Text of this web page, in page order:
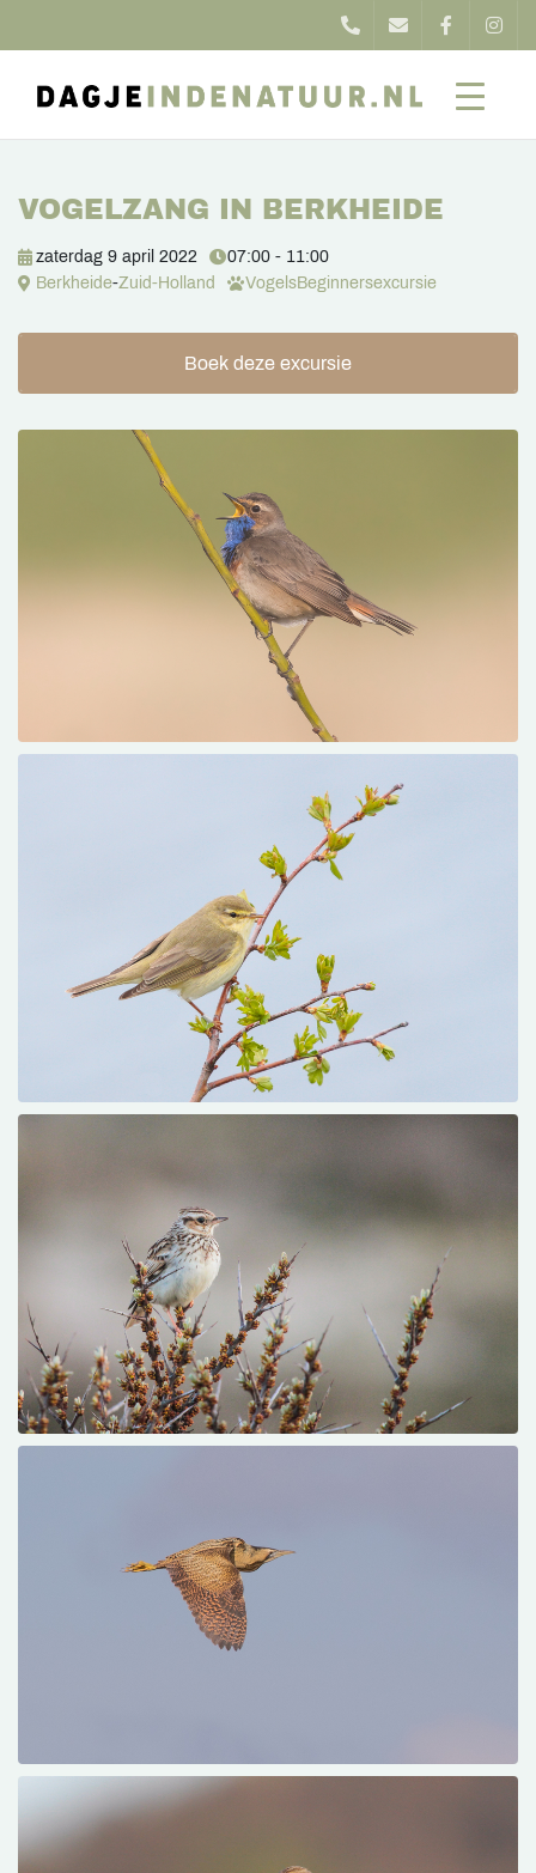
VOGELZANG IN BERKHEIDE
zaterdag 9 april 2022
07:00 - 11:00
Berkheide-Zuid-Holland VogelsBeginnersexcursie
Boek deze excursie